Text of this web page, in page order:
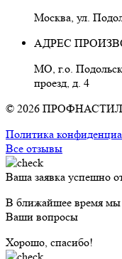
Москва, ул.
АДРЕС
МО, г.о.
проезд, д. 4
© 2026
Политика
Все отзывы
Ваша заявка успешно
В ближайшее время мы
Ваши вопросы
Хорошо, спасибо!